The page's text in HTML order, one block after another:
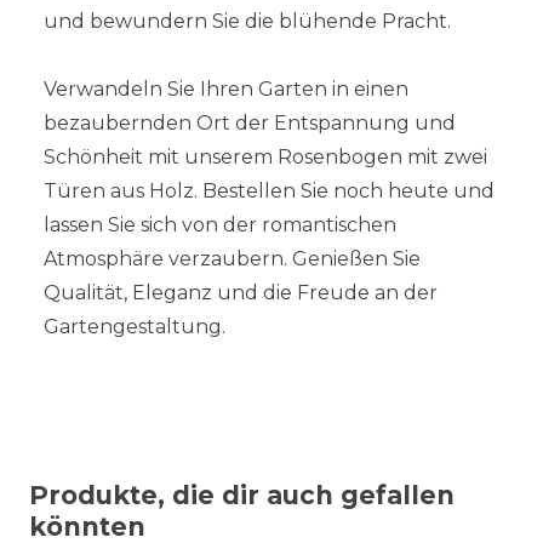
und bewundern Sie die blühende Pracht.
Verwandeln Sie Ihren Garten in einen
bezaubernden Ort der Entspannung und
Schönheit mit unserem Rosenbogen mit zwei
Türen aus Holz. Bestellen Sie noch heute und
lassen Sie sich von der romantischen
Atmosphäre verzaubern. Genießen Sie
Qualität, Eleganz und die Freude an der
Gartengestaltung.
Produkte, die dir auch gefallen
könnten